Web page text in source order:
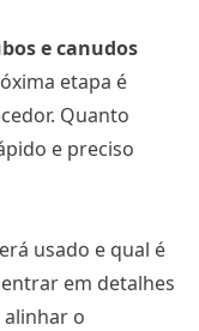
e canudos
etapa é
Quanto
e preciso
usado e qual é
em detalhes
alinhar o